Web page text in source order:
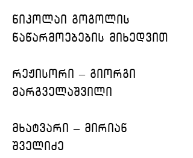
ნიკოლაი გოგოლის
ნაწარმოებების მიხედვით
რეჟისორი – გიორგი
მარგველაშვილი
მხატვარი – მირიან
შველიძე